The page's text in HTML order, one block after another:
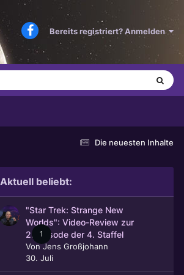
Bereits registriert? Anmelden
Die neuesten Inhalte
Aktuell beliebt:
1
"Star Trek: Strange New
Worlds": Video-Review zur
2. Episode der 4. Staffel
VonJens Großjohann
30. Juli